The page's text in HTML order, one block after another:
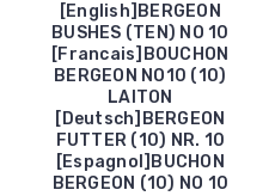
[English]BERGEON
BUSHES (TEN) NO 10
[Francais]BOUCHON
BERGEON NO10 (10)
LAITON
[Deutsch]BERGEON
FUTTER (10) NR. 10
[Espagnol]BUCHON
BERGEON (10) NO 10